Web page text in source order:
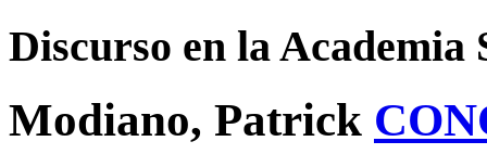
Discurso en la Academia
Modiano, Patrick